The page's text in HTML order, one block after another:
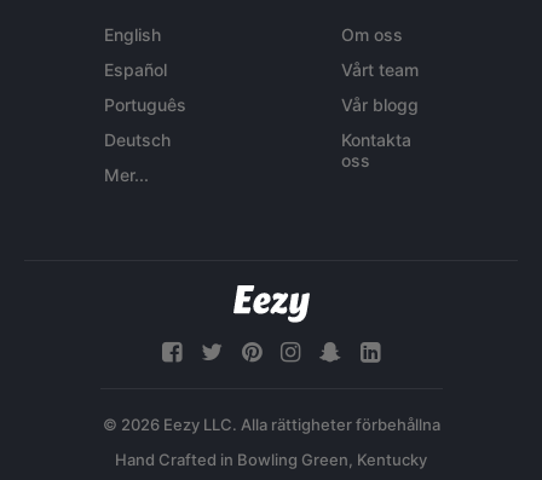
English
Español
Português
Deutsch
Mer...
Om oss
Vårt team
Vår blogg
Kontakta
oss
© 2026 Eezy LLC. Alla rättigheter förbehållna